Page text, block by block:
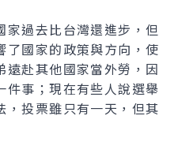
過去比台灣還進步，但
了國家的政策與方向，使
遠赴其他國家當外勞，因
件事；現在有些人說選舉
，投票雖只有一天，但其